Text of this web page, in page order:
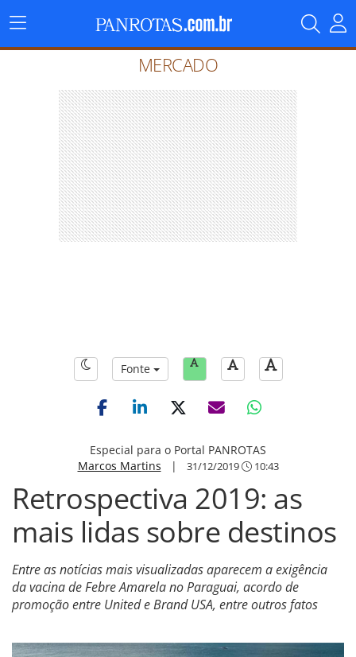
Menu
Principal
MERCADO
Fonte
Especial para o Portal PANROTAS
Marcos Martins | 31/12/2019 10:43
Retrospectiva 2019: as
mais lidas sobre destinos
Entre as notícias mais visualizadas aparecem a exigência
da vacina de Febre Amarela no Paraguai, acordo de
promoção entre United e Brand USA, entre outros fatos